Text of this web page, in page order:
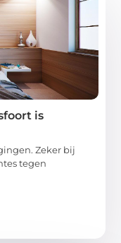
is
Zeker bij
tegen